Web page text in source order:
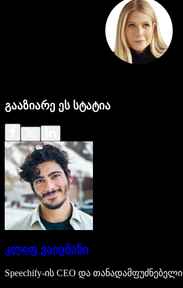
გააზიარე ეს სტატია
კლიფ ვაიცმანი
Speechify-ის CEO და თანადამფუძნებელი